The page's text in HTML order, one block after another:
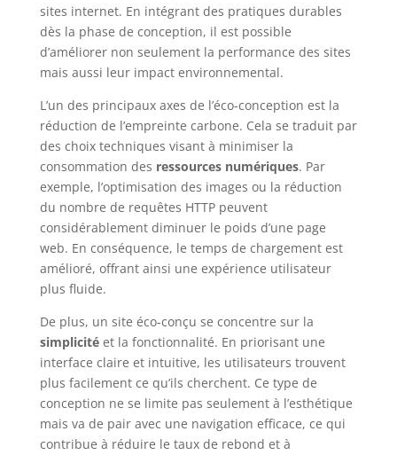
sites internet. En intégrant des pratiques durables
dès la phase de conception, il est possible
d’améliorer non seulement la performance des sites
mais aussi leur impact environnemental.
L’un des principaux axes de l’éco-conception est la
réduction de l’empreinte carbone. Cela se traduit par
des choix techniques visant à minimiser la
consommation des ressources numériques. Par
exemple, l’optimisation des images ou la réduction
du nombre de requêtes HTTP peuvent
considérablement diminuer le poids d’une page
web. En conséquence, le temps de chargement est
amélioré, offrant ainsi une expérience utilisateur
plus fluide.
De plus, un site éco-conçu se concentre sur la
simplicitéet la fonctionnalité. En priorisant une
interface claire et intuitive, les utilisateurs trouvent
plus facilement ce qu’ils cherchent. Ce type de
conception ne se limite pas seulement à l’esthétique
mais va de pair avec une navigation efficace, ce qui
contribue à réduire le taux de rebond et à